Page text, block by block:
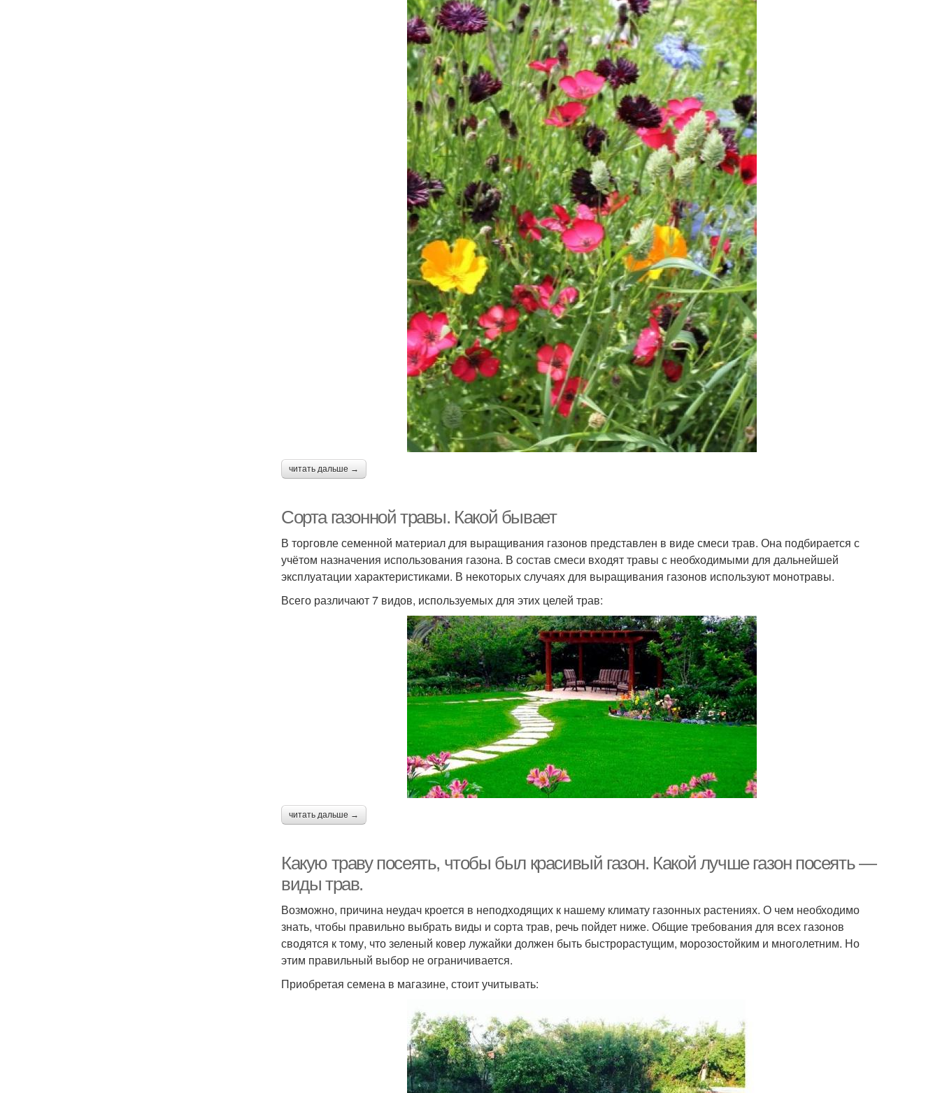
читать дальше →
Сорта газонной травы. Какой бывает
В торговле семенной материал для выращивания газонов представлен в виде смеси трав. Она подбирается с
учётом назначения использования газона. В состав смеси входят травы с необходимыми для дальнейшей
эксплуатации характеристиками. В некоторых случаях для выращивания газонов используют монотравы.
Всего различают 7 видов, используемых для этих целей трав:
читать дальше →
Какую траву посеять, чтобы был красивый газон. Какой лучше газон посеять —
виды трав.
Возможно, причина неудач кроется в неподходящих к нашему климату газонных растениях. О чем необходимо
знать, чтобы правильно выбрать виды и сорта трав, речь пойдет ниже. Общие требования для всех газонов
сводятся к тому, что зеленый ковер лужайки должен быть быстрорастущим, морозостойким и многолетним. Но
этим правильный выбор не ограничивается.
Приобретая семена в магазине, стоит учитывать: